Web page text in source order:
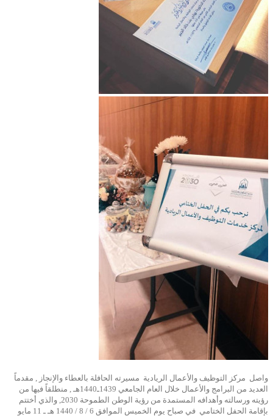
واصل مركز التوظيف والأعمال الريادية مسيرته الحافلة بالعطاء والإنجاز , مقدماً
العديد من البرامج والأعمال خلال العام الجامعي 1439ـ1440هـ , منطلقاً فيها من
رؤيته ورسالته وأهدافه المستمدة من رؤية الوطن الطموحة 2030, والذي أختتم
بإقامة الحفل الختامي في صباح يوم الخميس الموافق 6 / 8 / 1440 هـ ـ 11 مايو